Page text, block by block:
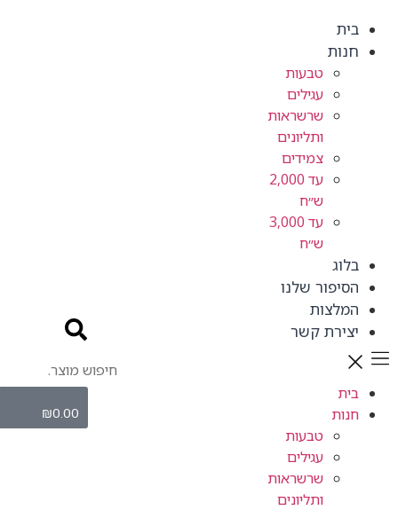
בית
חנות
טבעות
עגילים
שרשראות
ותליונים
צמידים
עד 2,000
ש״ח
עד 3,000
ש״ח
בלוג
הסיפור שלנו
המלצות
יצירת קשר
בית
חנות
טבעות
עגילים
שרשראות
ותליונים
₪0.00